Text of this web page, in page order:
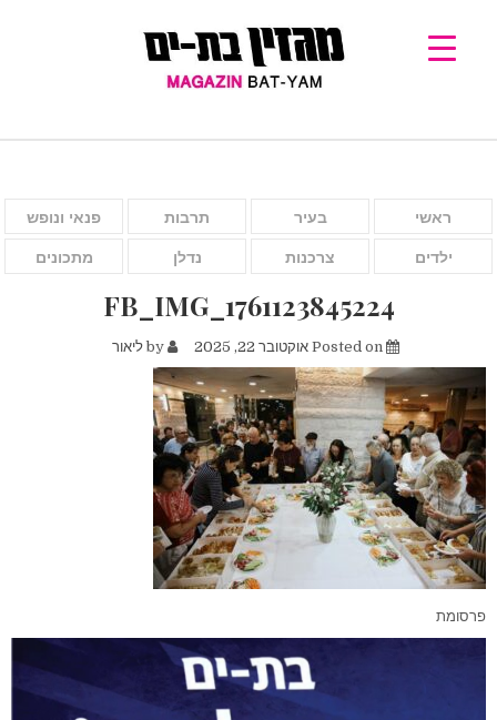
ראשי בעיר תרבות פנאי ונופש
ילדים צרכנות נדלן מתכונים
FB_IMG_1761123845224
Posted on אוקטובר 22, 2025 by ליאור
פרסומת